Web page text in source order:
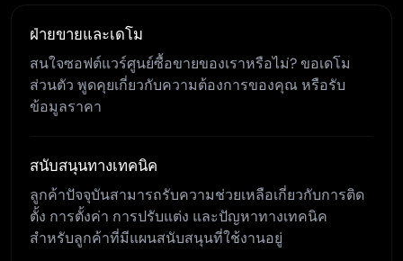
ฝ่ายขายและเดโม
สนใจซอฟต์แวร์ศูนย์ซื้อขายของเราหรือไม่? ขอเดโม
ส่วนตัว พูดคุยเกี่ยวกับความต้องการของคุณ หรือรับ
ข้อมูลราคา
สนับสนุนทางเทคนิค
ลูกค้าปัจจุบันสามารถรับความช่วยเหลือเกี่ยวกับการติด
ตั้ง การตั้งค่า การปรับแต่ง และปัญหาทางเทคนิค
สำหรับลูกค้าที่มีแผนสนับสนุนที่ใช้งานอยู่